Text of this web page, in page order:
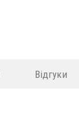
Відгуки